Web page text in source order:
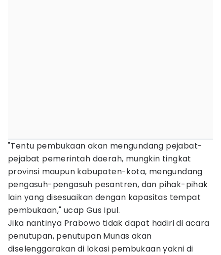
"Tentu pembukaan akan mengundang pejabat-
pejabat pemerintah daerah, mungkin tingkat
provinsi maupun kabupaten-kota, mengundang
pengasuh-pengasuh pesantren, dan pihak-pihak
lain yang disesuaikan dengan kapasitas tempat
pembukaan," ucap Gus Ipul.
Jika nantinya Prabowo tidak dapat hadiri di acara
penutupan, penutupan Munas akan
diselenggarakan di lokasi pembukaan yakni di